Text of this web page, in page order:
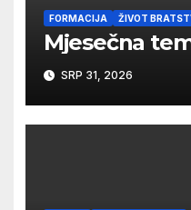
FORMACIJA ŽIVOT
Mjesečna
SRP 31, 2026